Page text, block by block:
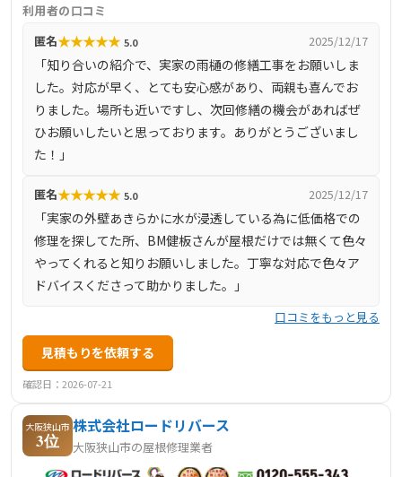
険加入により万が一の場合でも安心です。工事後のアフタ
ーサービスも充実しており、問題が発生した際には迅速に
対応します。地元のお客様に信頼され、「屋根や外壁のこ
とならBM建板」と思い出していただけるような工事店を目
指しています。
利用者の口コミ
匿名★★★★★ 5.0 2025/12/17
「知り合いの紹介で、実家の雨樋の修繕工事をお願いしま
した。対応が早く、とても安心感があり、両親も喜んでお
りました。場所も近いですし、次回修繕の機会があればぜ
ひお願いしたいと思っております。ありがとうございまし
た！」
匿名★★★★★ 5.0 2025/12/17
「実家の外壁あきらかに水が浸透している為に低価格での
修理を探してた所、BM健板さんが屋根だけでは無くて色々
やってくれると知りお願いしました。丁寧な対応で色々ア
ドバイスくださって助かりました。」
口コミをもっと見る
見積もりを依頼する
確認日：2026-07-21
大阪狭山市
3位
株式会社ロードリバース
大阪狭山市の屋根修理業者